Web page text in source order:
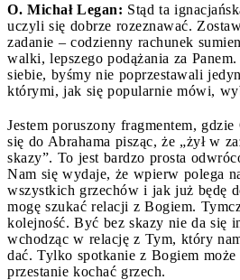
O. Michał Legan: Stąd ta
uczyli się dobrze rozeznawać.
zadanie – codzienny rachunek
walki, lepszego podążania za
siebie, byśmy nie poprzestawali
którymi, jak się popularnie mówi,
Jestem poruszony fragmentem,
się do Abrahama pisząc, że „żył w
skazy”. To jest bardzo prosta
Nam się wydaje, że wpierw polega
wszystkich grzechów i jak już będę
mogę szukać relacji z Bogiem.
kolejność. Być bez skazy nie da się
wchodząc w relację z Tym, który
dać. Tylko spotkanie z Bogiem
przestanie kochać grzech.